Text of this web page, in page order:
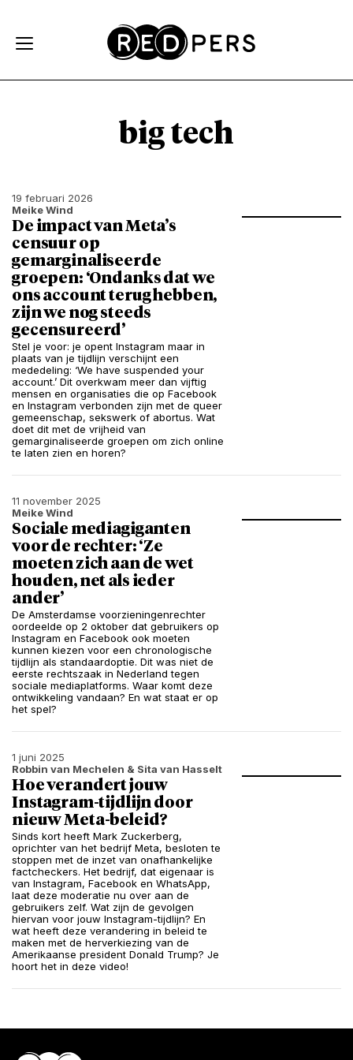
big tech
19 februari 2026
Meike Wind
De impact van Meta’s
censuur op
gemarginaliseerde
groepen: ‘Ondanks dat we
ons account terug hebben,
zijn we nog steeds
gecensureerd’
Stel je voor: je opent Instagram maar in
plaats van je tijdlijn verschijnt een
mededeling: ‘We have suspended your
account.’ Dit overkwam meer dan vijftig
mensen en organisaties die op Facebook
en Instagram verbonden zijn met de queer
gemeenschap, sekswerk of abortus. Wat
doet dit met de vrijheid van
gemarginaliseerde groepen om zich online
te laten zien en horen?
11 november 2025
Meike Wind
Sociale mediagiganten
voor de rechter: ‘Ze
moeten zich aan de wet
houden, net als ieder
ander’
De Amsterdamse voorzieningenrechter
oordeelde op 2 oktober dat gebruikers op
Instagram en Facebook ook moeten
kunnen kiezen voor een chronologische
tijdlijn als standaardoptie. Dit was niet de
eerste rechtszaak in Nederland tegen
sociale mediaplatforms. Waar komt deze
ontwikkeling vandaan? En wat staat er op
het spel?
1 juni 2025
Robbin van Mechelen & Sita van Hasselt
Hoe verandert jouw
Instagram-tijdlijn door
nieuw Meta-beleid?
Sinds kort heeft Mark Zuckerberg,
oprichter van het bedrijf Meta, besloten te
stoppen met de inzet van onafhankelijke
factcheckers. Het bedrijf, dat eigenaar is
van Instagram, Facebook en WhatsApp,
laat deze moderatie nu over aan de
gebruikers zelf. Wat zijn de gevolgen
hiervan voor jouw Instagram-tijdlijn? En
wat heeft deze verandering in beleid te
maken met de herverkiezing van de
Amerikaanse president Donald Trump? Je
hoort het in deze video!